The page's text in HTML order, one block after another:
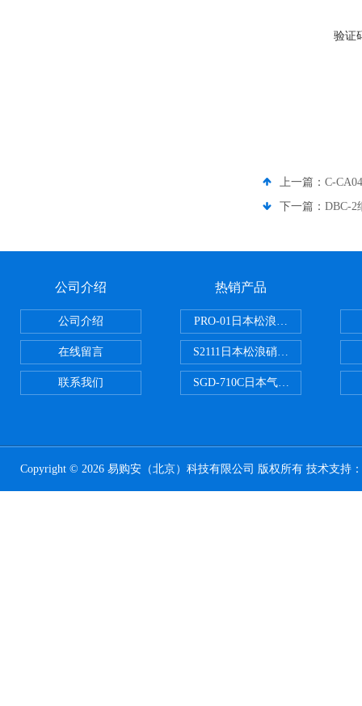
验证
上一篇： C-
下一篇： DBC-2
公司介绍
公司介绍
在线留言
联系我们
热销产品
PRO-01日本松浪硝子玻璃制品载
S2111日本松浪硝子载玻片
SGD-710C日本气体分割器
Copyright © 2026 易购安（北京）科技有限公司 版权所有 技术支持：